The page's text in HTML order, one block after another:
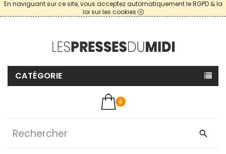
En naviguant sur ce site, vous acceptez automatiquement le RGPD & la
loi sur les cookies
CATÉGORIE
0
search